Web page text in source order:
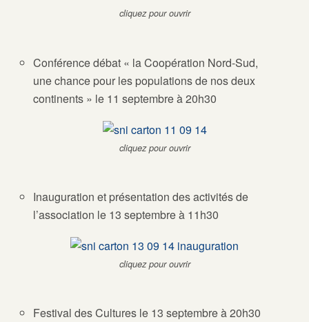
cliquez pour ouvrir
Conférence débat « la Coopération Nord-Sud,
une chance pour les populations de nos deux
continents » le 11 septembre à 20h30
cliquez pour ouvrir
Inauguration et présentation des activités de
l’association le 13 septembre à 11h30
cliquez pour ouvrir
Festival des Cultures le 13 septembre à 20h30